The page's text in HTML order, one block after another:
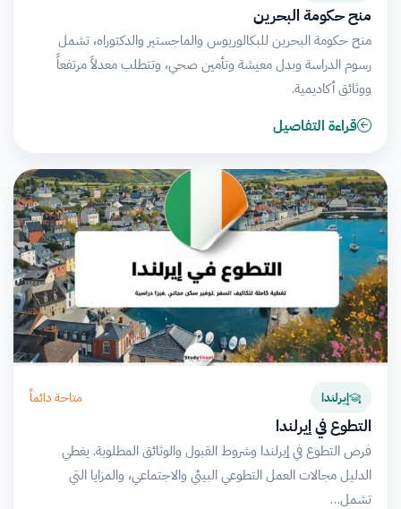
منح حكومة البحرين
منح حكومة البحرين للبكالوريوس والماجستير والدكتوراه، تشمل
رسوم الدراسة وبدل معيشة وتأمين صحي، وتتطلب معدلاً مرتفعاً
ووثائق أكاديمية.
قراءة التفاصيل
إيرلندا متاحة دائماً
التطوع في إيرلندا
فرص التطوع في إيرلندا وشروط القبول والوثائق المطلوبة. يغطي
الدليل مجالات العمل التطوعي البيئي والاجتماعي، والمزايا التي
تشمل…